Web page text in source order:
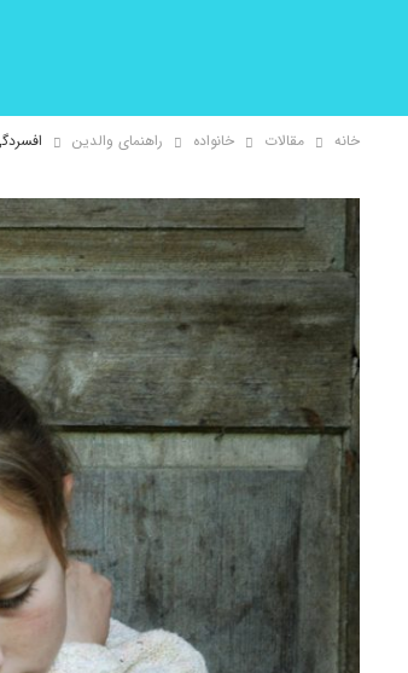
خانه مقالات خانواده راهنمای والدین